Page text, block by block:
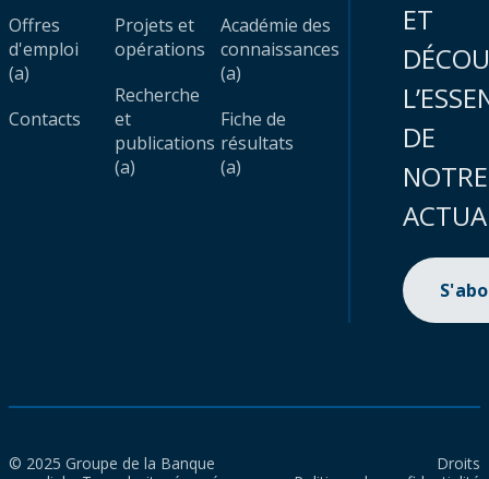
Offres
d'emploi
(a)
Contacts
Projets et
opérations
Recherche
et
publications
(a)
Académie des
connaissances
(a)
Fiche de
résultats
(a)
ET
DE
NOTRE
© 2025 Groupe de la Banque
Droits